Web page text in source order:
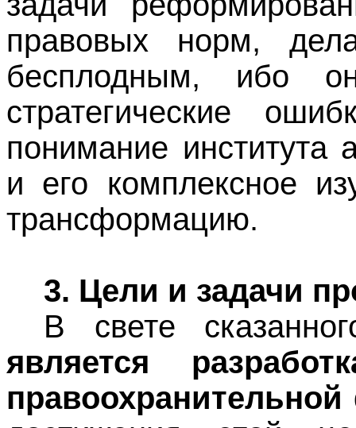
правовых норм,
бесплодным, ибо
стратегические
понимание института
и его комплексное
трансформацию.
3. Цели и задачи
В свете
является